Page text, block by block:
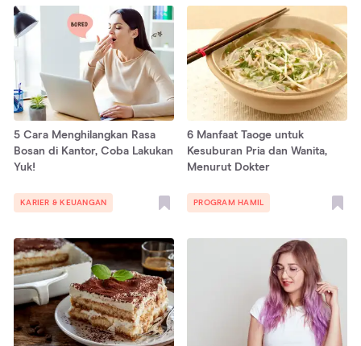
5 Cara Menghilangkan Rasa
Bosan di Kantor, Coba Lakukan
Yuk!
KARIER & KEUANGAN
6 Manfaat Taoge untuk
Kesuburan Pria dan Wanita,
Menurut Dokter
PROGRAM HAMIL